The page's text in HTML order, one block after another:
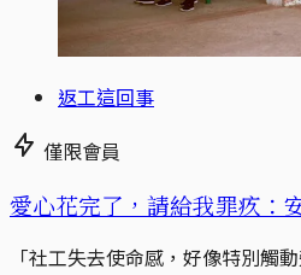
返工這回事
僅限會員
愛心花完了，請給我罪疚：
「社工失去使命感，好像特別觸